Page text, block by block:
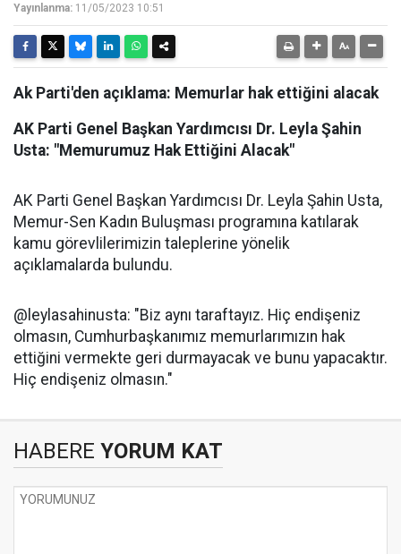
Yayınlanma: 11/05/2023 10:51
Ak Parti'den açıklama: Memurlar hak ettiğini alacak
AK Parti Genel Başkan Yardımcısı Dr. Leyla Şahin
Usta: "Memurumuz Hak Ettiğini Alacak"
AK Parti Genel Başkan Yardımcısı Dr. Leyla Şahin Usta,
Memur-Sen Kadın Buluşması programına katılarak
kamu görevlilerimizin taleplerine yönelik
açıklamalarda bulundu.
@leylasahinusta: "Biz aynı taraftayız. Hiç endişeniz
olmasın, Cumhurbaşkanımız memurlarımızın hak
ettiğini vermekte geri durmayacak ve bunu yapacaktır.
Hiç endişeniz olmasın."
HABERE YORUM KAT